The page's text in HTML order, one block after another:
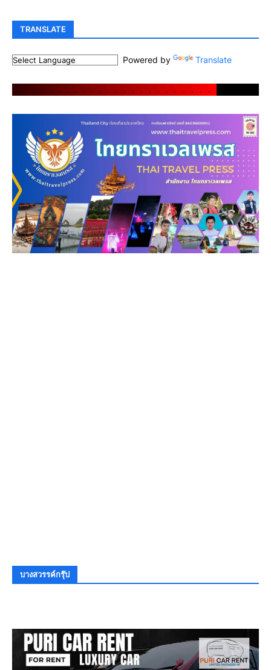
TRANSLATE
Powered by Translate
. . . . . . . . . . . . . . . . . . . . . . . .
บางสวรรค์กรุ๊ป